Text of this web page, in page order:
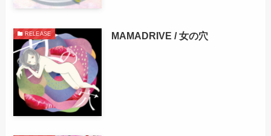
RELEASE MAMADRIVE / 女の穴